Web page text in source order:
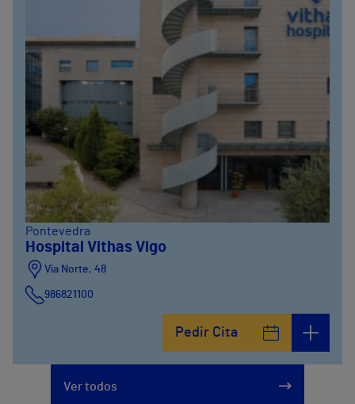
Pontevedra
Hospital Vithas Vigo
Vía Norte, 48
986821100
Pedir Cita
Ver todos